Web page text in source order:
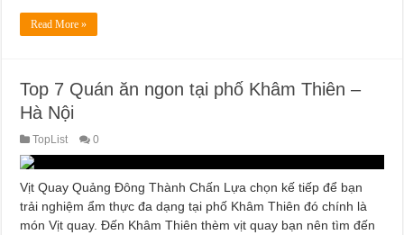
Read More »
Top 7 Quán ăn ngon tại phố Khâm Thiên –
Hà Nội
TopList 0
Vịt Quay Quảng Đông Thành Chấn Lựa chọn kế tiếp để bạn
trải nghiệm ẩm thực đa dạng tại phố Khâm Thiên đó chính là
món Vịt quay. Đến Khâm Thiên thèm vịt quay bạn nên tìm đến